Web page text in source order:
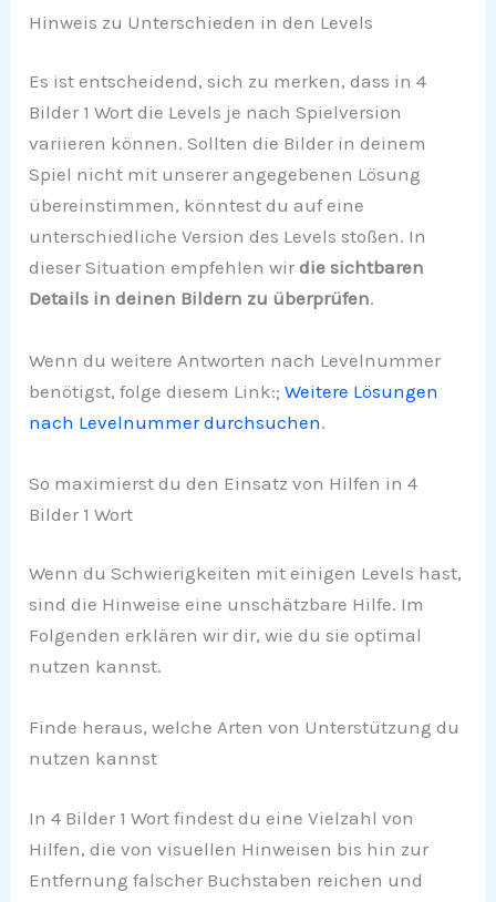
Hinweis zu Unterschieden in den Levels
Es ist entscheidend, sich zu merken, dass in 4
Bilder 1 Wort die Levels je nach Spielversion
variieren können. Sollten die Bilder in deinem
Spiel nicht mit unserer angegebenen Lösung
übereinstimmen, könntest du auf eine
unterschiedliche Version des Levels stoßen. In
dieser Situation empfehlen wirdie sichtbaren
Details in deinen Bildern zu überprüfen.
Wenn du weitere Antworten nach Levelnummer
benötigst, folge diesem Link:;Weitere Lösungen
nach Levelnummer durchsuchen.
So maximierst du den Einsatz von Hilfen in 4
Bilder 1 Wort
Wenn du Schwierigkeiten mit einigen Levels hast,
sind die Hinweise eine unschätzbare Hilfe. Im
Folgenden erklären wir dir, wie du sie optimal
nutzen kannst.
Finde heraus, welche Arten von Unterstützung du
nutzen kannst
In 4 Bilder 1 Wort findest du eine Vielzahl von
Hilfen, die von visuellen Hinweisen bis hin zur
Entfernung falscher Buchstaben reichen und